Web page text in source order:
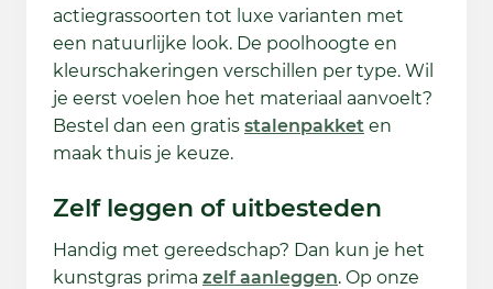
actiegrassoorten tot luxe varianten met
een natuurlijke look. De poolhoogte en
kleurschakeringen verschillen per type. Wil
je eerst voelen hoe het materiaal aanvoelt?
Bestel dan een gratis stalenpakket en
maak thuis je keuze.
Zelf leggen of uitbesteden
Handig met gereedschap? Dan kun je het
kunstgras prima zelf aanleggen. Op onze